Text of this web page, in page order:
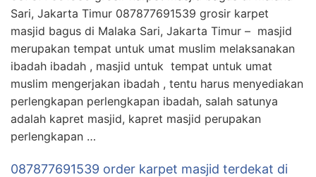
Sari, Jakarta Timur 087877691539 grosir karpet
masjid bagus di Malaka Sari, Jakarta Timur – masjid
merupakan tempat untuk umat muslim melaksanakan
ibadah ibadah , masjid untuk tempat untuk umat
muslim mengerjakan ibadah , tentu harus menyediakan
perlengkapan perlengkapan ibadah, salah satunya
adalah kapret masjid, kapret masjid perupakan
perlengkapan …
087877691539 order karpet masjid terdekat di